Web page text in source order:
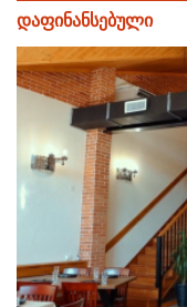
დაფინანსებული